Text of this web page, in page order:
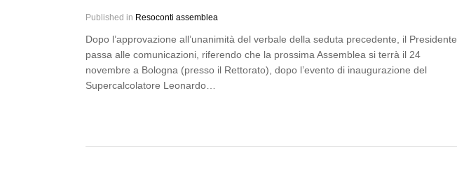
Published in Resoconti assemblea
Dopo l’approvazione all’unanimità del verbale della seduta precedente, il Presidente
passa alle comunicazioni, riferendo che la prossima Assemblea si terrà il 24
novembre a Bologna (presso il Rettorato), dopo l’evento di inaugurazione del
Supercalcolatore Leonardo…